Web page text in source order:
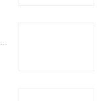
百货店加盟，因为在最近几年的需求量不断变大，市场非常可观，在最近几年非常受加盟商的欢迎。而百货店品牌的增加也使得加盟商在选择品牌进行加盟的时候遇到诸如百货店加盟哪个好的问题。本专题筛选出一批知名的百货店加盟品牌，为投资者加盟百货店提供参考。